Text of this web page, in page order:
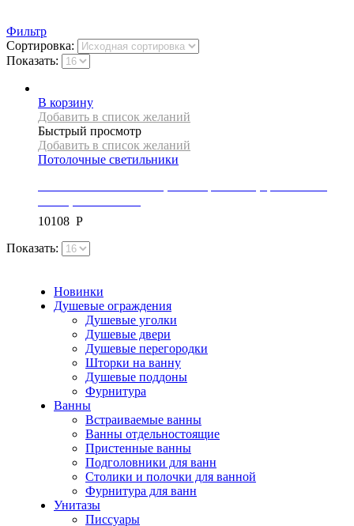
Фильтр
Сортировка:
Показать:
В корзину
Добавить в список желаний
Быстрый просмотр
Добавить в список желаний
Потолочные светильники
10108 Р
Показать:
Новинки
Душевые ограждения
Душевые уголки
Душевые двери
Душевые перегородки
Шторки на ванну
Душевые поддоны
Фурнитура
Ванны
Встраиваемые ванны
Ванны отдельностоящие
Пристенные ванны
Подголовники для ванн
Столики и полочки для ванной
Фурнитура для ванн
Унитазы
Писсуары